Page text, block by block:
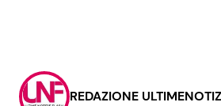
REDAZIONE